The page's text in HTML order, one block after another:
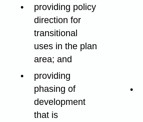
providing policy
direction for
transitional
uses in the plan
area; and
providing
phasing of
development
that is